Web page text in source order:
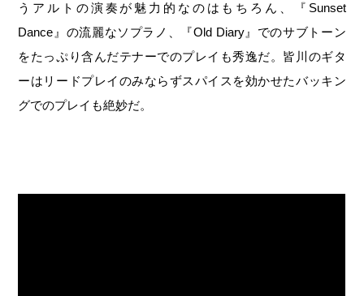
うアルトの演奏が魅力的なのはもちろん、『Sunset
Dance』の流麗なソプラノ、『Old Diary』でのサブトーン
をたっぷり含んだテナーでのプレイも秀逸だ。皆川のギタ
ーはリードプレイのみならずスパイスを効かせたバッキン
グでのプレイも絶妙だ。